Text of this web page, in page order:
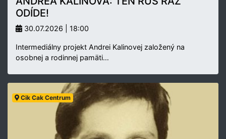
ODÍDE!
30.07.2026 | 18:00
Intermediálny projekt Andrei Kalinovej založený na
osobnej a rodinnej pamäti…
Cik Cak Centrum